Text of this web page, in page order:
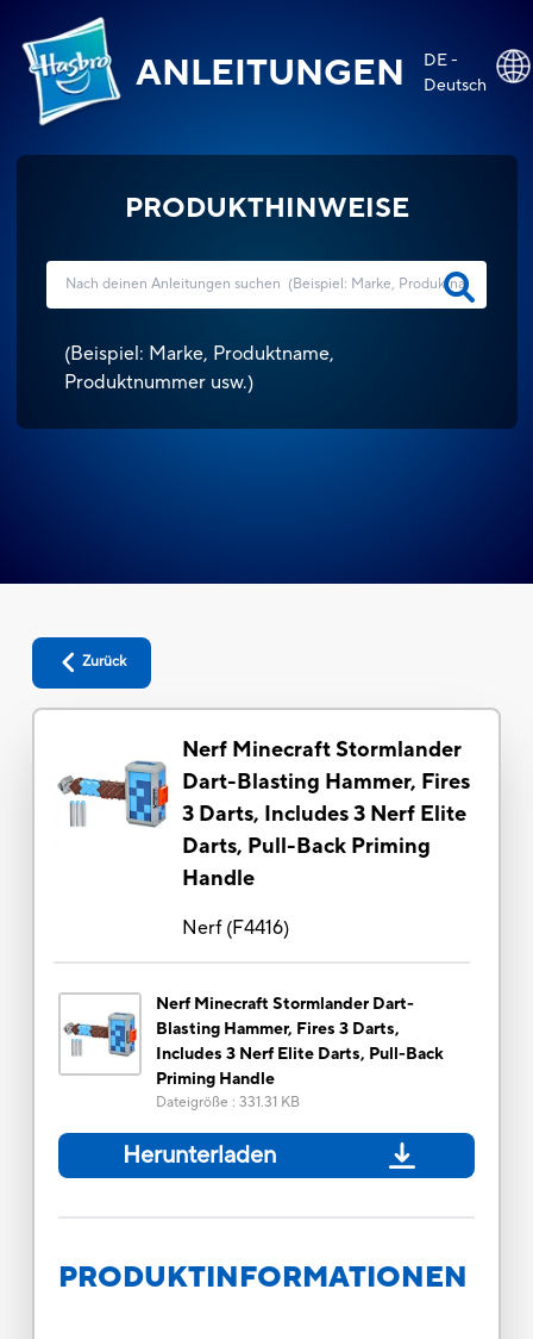
ANLEITUNGEN
DE -
Deutsch
PRODUKTHINWEISE
(Beispiel: Marke, Produktname,
Produktnummer usw.)
Zurück
Nerf Minecraft Stormlander
Dart-Blasting Hammer, Fires
3 Darts, Includes 3 Nerf Elite
Darts, Pull-Back Priming
Handle
Nerf(F4416)
Nerf Minecraft Stormlander Dart-
Blasting Hammer, Fires 3 Darts,
Includes 3 Nerf Elite Darts, Pull-Back
Priming Handle
Dateigröße : 331.31 KB
Herunterladen
PRODUKTINFORMATIONEN